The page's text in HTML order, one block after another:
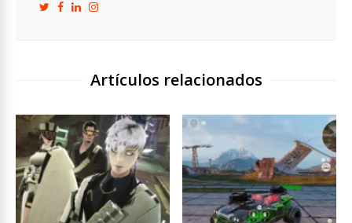
Artículos relacionados